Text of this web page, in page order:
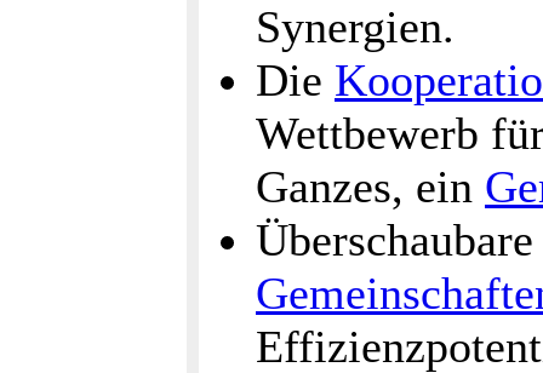
Synergien.
Die
Wettbewerb
Ganzes, ein